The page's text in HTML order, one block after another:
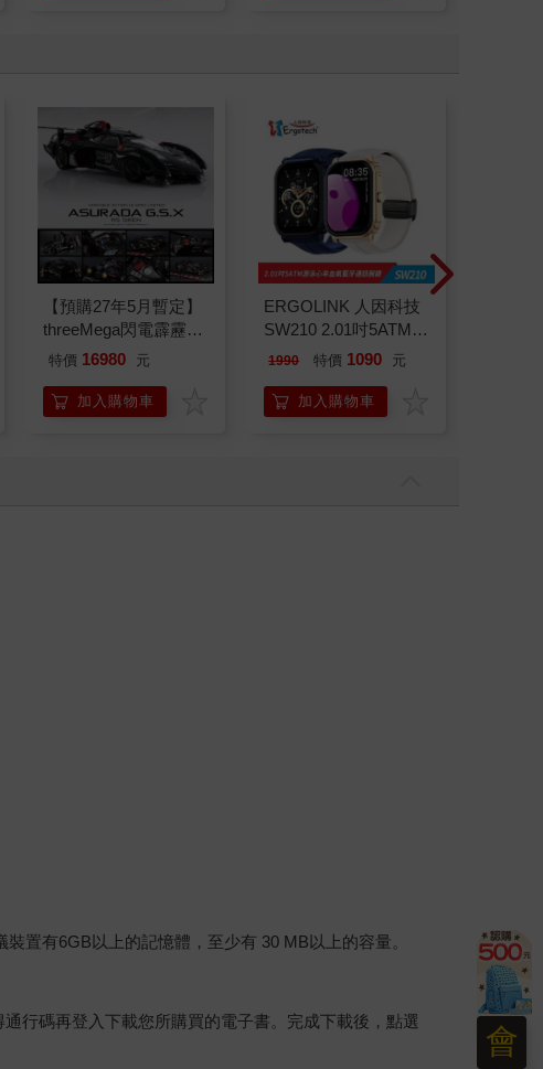
【預購27年5月暫定】
threeMega閃電霹靂車
VA Hi-SPEC UNITED
SIREN 黑色限定
特價 16980 元
加入購物車
ERGOLINK 人因科技
SW210 2.01吋5ATM游
泳心率血氧藍牙通話腕
1990 特價 1090 元
加入購物車
置有6GB以上的記憶體，至少有 30 MB以上的容量。
行碼再登入下載您所購買的電子書。完成下載後，點選
會